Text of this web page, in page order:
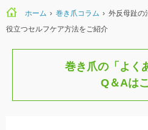
ホーム › 巻き爪コラム › 外反母趾の
役立つセルフケア方法をご紹介
巻き爪の「よく
Q＆Aは